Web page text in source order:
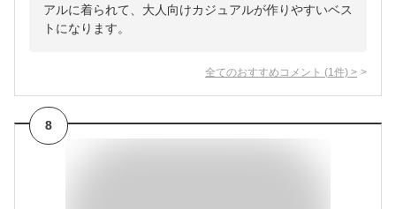
アルに着られて、大人向けカジュアルが作りやすいベス
トになります。
全てのおすすめコメント (1 件) >
8